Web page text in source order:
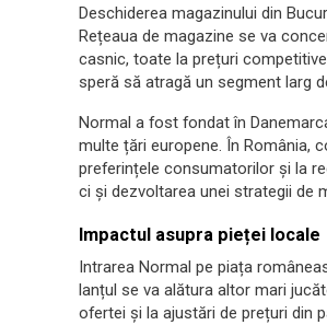
Deschiderea magazinului din
Rețeaua de magazine se va
casnic, toate la prețuri
speră să atragă un segment larg
Normal a fost fondat în
multe țări europene. În România,
preferințele consumatorilor și la
ci și dezvoltarea unei strategii de
Impactul asupra pieței locale
Intrarea Normal pe piața
lanțul se va alătura altor mari
ofertei și la ajustări de prețuri din